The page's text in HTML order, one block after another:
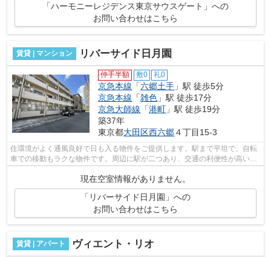
「ハーモニーレジデンス東京サウスゲート」への
お問い合わせはこちら
賃貸 | マンション リバーサイド日月園
仲手半額 敷0 礼0
京急本線 「六郷土手 」駅 徒歩5分
京急本線 「雑色 」駅 徒歩17分
京急大師線 「港町 」駅 徒歩19分
築37年
東京都大田区西六郷４丁目15-3
住環境がよく通風良好で日も入る物件をご提供します。駅まで平坦で、自転
車での移動もラクな物件です。周辺に駅が二つあり、交通の利便性が高いで
す。雨風から骨組みを守ってくれるの...
現在空室情報がありません。
「リバーサイド日月園」への
お問い合わせはこちら
賃貸 | アパート ヴィエント・リオ